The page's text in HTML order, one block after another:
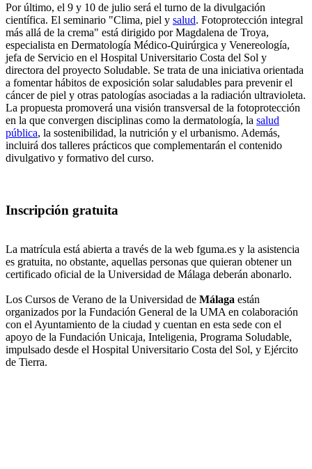
Por último, el 9 y 10 de julio será el turno de la divulgación
científica. El seminario "Clima, piel y salud. Fotoprotección integral
más allá de la crema" está dirigido por Magdalena de Troya,
especialista en Dermatología Médico-Quirúrgica y Venereología,
jefa de Servicio en el Hospital Universitario Costa del Sol y
directora del proyecto Soludable. Se trata de una iniciativa orientada
a fomentar hábitos de exposición solar saludables para prevenir el
cáncer de piel y otras patologías asociadas a la radiación ultravioleta.
La propuesta promoverá una visión transversal de la fotoprotección
en la que convergen disciplinas como la dermatología, la salud
pública, la sostenibilidad, la nutrición y el urbanismo. Además,
incluirá dos talleres prácticos que complementarán el contenido
divulgativo y formativo del curso.
Inscripción gratuita
La matrícula está abierta a través de la web fguma.es y la asistencia
es gratuita, no obstante, aquellas personas que quieran obtener un
certificado oficial de la Universidad de Málaga deberán abonarlo.
Los Cursos de Verano de la Universidad de Málaga están
organizados por la Fundación General de la UMA en colaboración
con el Ayuntamiento de la ciudad y cuentan en esta sede con el
apoyo de la Fundación Unicaja, Inteligenia, Programa Soludable,
impulsado desde el Hospital Universitario Costa del Sol, y Ejército
de Tierra.